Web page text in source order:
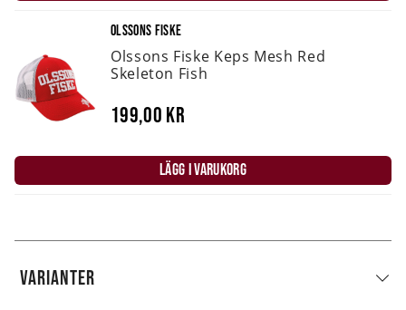
OLSSONS FISKE
Olssons Fiske Keps Mesh Red
Skeleton Fish
199,00 kr
LÄGG I VARUKORG
VARIANTER